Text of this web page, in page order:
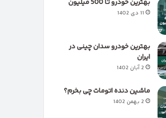
بهترین خودرو تا 500 میلیون
11 دی 1402
بهترین خودرو سدان چینی در
ایران
2 آبان 1402
ماشین دنده اتومات چی بخرم؟
2 بهمن 1402